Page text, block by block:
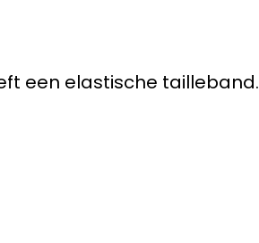
een elastische tailleband.